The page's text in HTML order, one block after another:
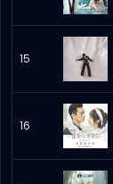
15
16